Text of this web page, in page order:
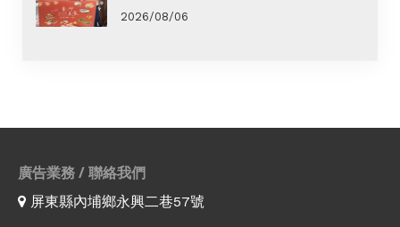
2026/08/06
廣告業務 / 聯絡我們
屏東縣內埔鄉永興二巷57號